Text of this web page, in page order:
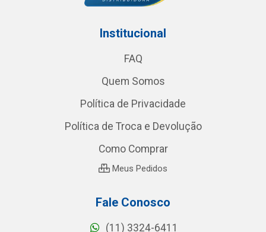
Institucional
FAQ
Quem Somos
Política de Privacidade
Política de Troca e Devolução
Como Comprar
Meus Pedidos
Fale Conosco
(11) 3324-6411